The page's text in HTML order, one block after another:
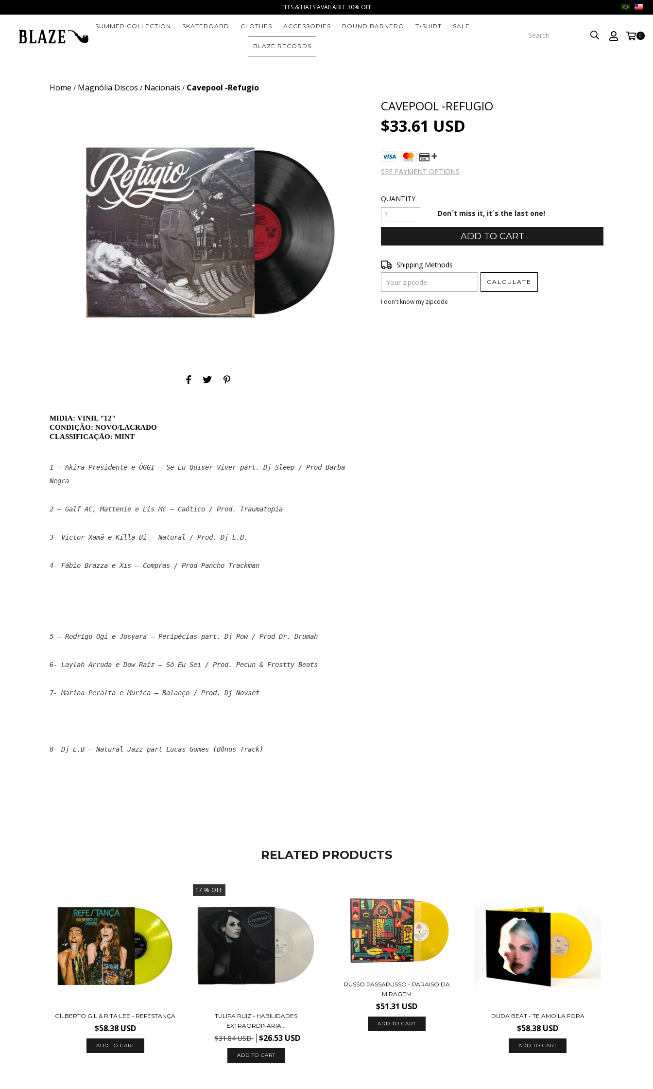
TEES & HATS AVAILABLE 30% OFF
SUMMER COLLECTION SKATEBOARD CLOTHES ACCESSORIES ROUND BARNERO T-SHIRT SALE
BLAZE RECORDS
0
Home / Magnólia Discos / Nacionais / Cavepool -Refugio
MIDIA: VINIL "12"
CONDIÇÃO: NOVO/LACRADO
CLASSIFICAÇÃO: MINT
1 – Akira Presidente e ÒGGI – Se Eu Quiser Viver part. Dj Sleep / Prod Barba
Negra
2 – Galf AC, Mattenie e Lis Mc – Caótico / Prod. Traumatopia
3- Victor Xamã e Killa Bi – Natural / Prod. Dj E.B.
4- Fábio Brazza e Xis – Compras / Prod Pancho Trackman
5 – Rodrigo Ogi e Josyara – Peripécias part. Dj Pow / Prod Dr. Drumah
6- Laylah Arruda e Dow Raiz – Só Eu Sei / Prod. Pecun & Frostty Beats
7- Marina Peralta e Murica – Balanço / Prod. Dj Novset
8- Dj E.B – Natural Jazz part Lucas Gomes (Bônus Track)
CAVEPOOL -REFUGIO
$33.61 USD
SEE PAYMENT OPTIONS
QUANTITY
Don´t miss it, it´s the last one!
Shipping for zipcode:
Shipping Methods
CALCULATE
I don't know my zipcode
RELATED PRODUCTS
GILBERTO GIL & RITA LEE - REFESTANÇA
$58.38 USD
17 % OFF
TULIPA RUIZ - HABILIDADES
EXTRAORDINARIA...
$31.84 USD $26.53 USD
RUSSO PASSAPUSSO - PARAISO DA
MIRAGEM
$51.31 USD
DUDA BEAT - TE AMO LA FORA
$58.38 USD